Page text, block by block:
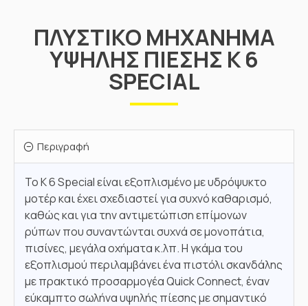
ΠΛΥΣΤΙΚΌ ΜΗΧΆΝΗΜΑ
ΥΨΗΛΉΣ ΠΊΕΣΗΣ K 6
SPECIAL
Περιγραφή
Το K 6 Special είναι εξοπλισμένο με υδρόψυκτο
μοτέρ και έχει σχεδιαστεί για συχνό καθαρισμό,
καθώς και για την αντιμετώπιση επίμονων
ρύπων που συναντώνται συχνά σε μονοπάτια,
πισίνες, μεγάλα οχήματα κ.λπ. Η γκάμα του
εξοπλισμού περιλαμβάνει ένα πιστόλι σκανδάλης
με πρακτικό προσαρμογέα Quick Connect, έναν
εύκαμπτο σωλήνα υψηλής πίεσης με σημαντικό